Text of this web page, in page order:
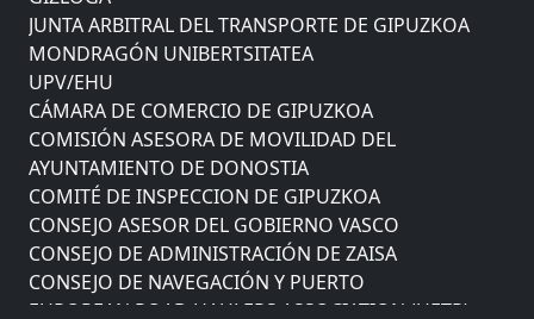
JUNTA ARBITRAL DEL TRANSPORTE DE GIPUZKOA
MONDRAGÓN UNIBERTSITATEA
UPV/EHU
CÁMARA DE COMERCIO DE GIPUZKOA
COMISIÓN ASESORA DE MOVILIDAD DEL
AYUNTAMIENTO DE DONOSTIA
COMITÉ DE INSPECCION DE GIPUZKOA
CONSEJO ASESOR DEL GOBIERNO VASCO
CONSEJO DE ADMINISTRACIÓN DE ZAISA
CONSEJO DE NAVEGACIÓN Y PUERTO
EUROPEAN ROAD HAULERS ASSOCIATION (UETR)